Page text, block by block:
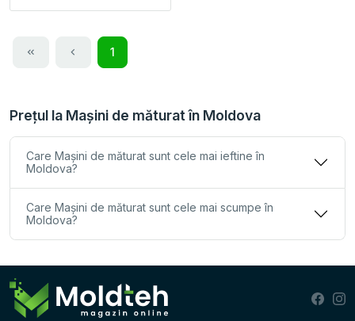
1
Prețul la Mașini de măturat în Moldova
Care Mașini de măturat sunt cele mai ieftine în
Moldova?
Care Mașini de măturat sunt cele mai scumpe în
Moldova?